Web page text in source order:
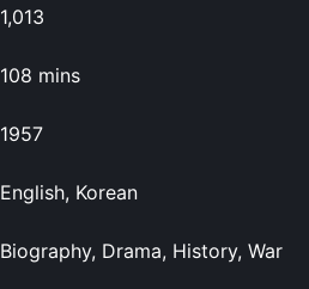
1,013
108 mins
1957
English, Korean
Biography, Drama, History, War